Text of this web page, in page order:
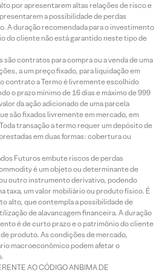
por apresentarem altas relações de risco e
a possibilidade de perdas
A duração recomendada para o investimento
do cliente não está garantido neste tipo de
contratos para compra ou a venda de uma
a um preço fixado, para liquidação em
contrato a Termo é livremente escolhido
o prazo mínimo de 16 dias e máximo de 999
da ação adicionado de uma parcela
são fixados livremente em mercado, em
transação a termo requer um depósito de
em duas formas: cobertura ou
Futuros embute riscos de perdas
é um objeto ou determinante de
outro instrumento derivativo, podendo
taxa, um valor mobiliário ou produto físico. É
alto, que contempla a possibilidade de
de alavancagem financeira. A duração
é de curto prazo e o patrimônio do cliente
produto. As condições de mercado,
macroeconômico podem afetar o
AO CÓDIGO ANBIMA DE